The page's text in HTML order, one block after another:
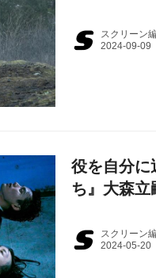
スクリーン
役を自分
ち』大森立
スクリーン